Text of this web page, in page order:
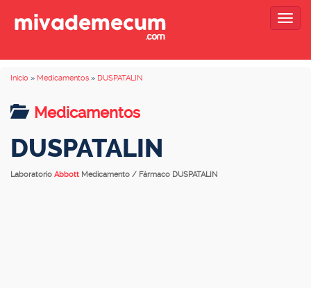
Inicio » Medicamentos » DUSPATALIN
Medicamentos
DUSPATALIN
Laboratorio Abbott Medicamento / Fármaco DUSPATALIN